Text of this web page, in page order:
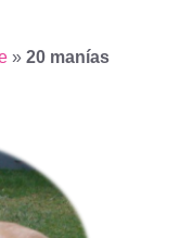
» 20 manías